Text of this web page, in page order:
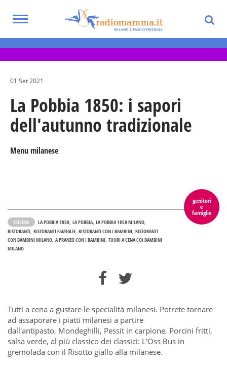
main
Toggle
Eventi per bambini, ragazzi e adolescenti
nella Città Metropolitana di Milano
01 Set 2021
La Pobbia 1850: i sapori
dell'autunno tradizionale
Menu milanese
genitori
e
famiglie
CUCINA LA POBBIA 1850 LA POBBIA LA POBBIA 1850 MILANO
RISTORANTI RISTORANTI FAMIGLIE RISTORANTI CON I BAMBINI RISTORANTI
CON BAMBINI MILANO A PRANZO CON I BAMBINI FUORI A CENA COI BAMBINI
MILANO
Tutti a cena a gustare le specialità milanesi. Potrete tornare
ad assaporare i piatti milanesi a partire
dall'antipasto, Mondeghilli, Pessit in carpione, Porcini fritti,
salsa verde, al più classico dei classici: L’Oss Bus in
gremolada con il Risotto giallo alla milanese.